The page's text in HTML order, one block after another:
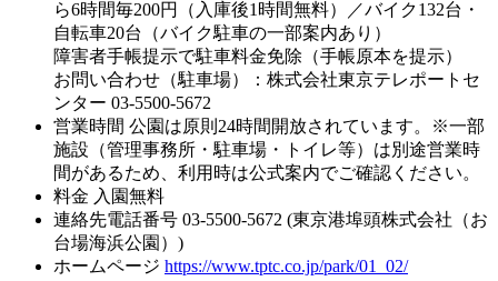
ら6時間毎200円（入庫後1時間無料）／バイク132台・
自転車20台（バイク駐車の一部案内あり）
障害者手帳提示で駐車料金免除（手帳原本を提示）
お問い合わせ（駐車場）：株式会社東京テレポートセ
ンター 03-5500-5672
営業時間 公園は原則24時間開放されています。※一部
施設（管理事務所・駐車場・トイレ等）は別途営業時
間があるため、利用時は公式案内でご確認ください。
料金 入園無料
連絡先電話番号 03-5500-5672 (東京港埠頭株式会社（お
台場海浜公園）)
ホームページ https://www.tptc.co.jp/park/01_02/